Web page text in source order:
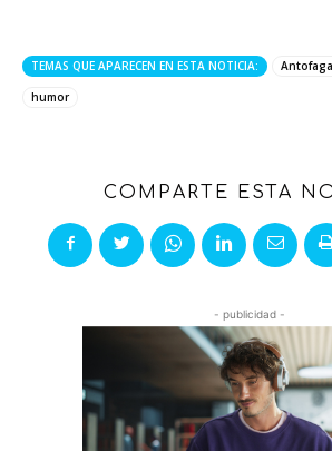
TEMAS QUE APARECEN EN ESTA NOTICIA:
humor
COMPARTE ESTA
- publicidad -